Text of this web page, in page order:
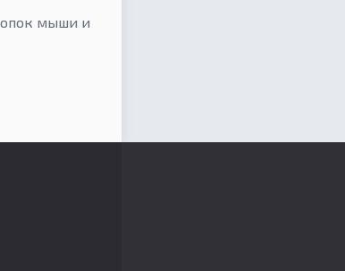
мыши и